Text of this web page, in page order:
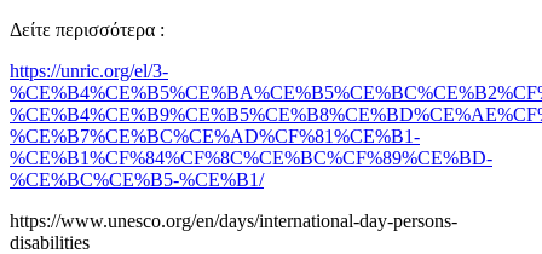
Δείτε περισσότερα :
https://unric.org/el/3-
%CE%B7%CE%BC%CE%AD%CF%81%CE%B1-
%CE%B1%CF%84%CF%8C%CE%BC%CF%89%CE%BD-
%CE%BC%CE%B5-%CE%B1/
https://www.unesco.org/en/days/international-day-persons-
disabilities